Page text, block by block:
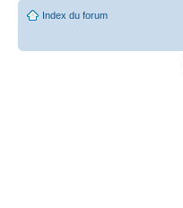
Index du forum